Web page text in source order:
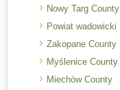
Nowy Targ County
Powiat wadowicki
Zakopane County
Myślenice County
Miechów County